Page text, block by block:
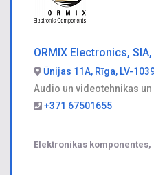
ORMIX Electronics,
Ūnijas 11A, Rīga, LV-
Audio un videotehnikas
+371 67501655
Elektronikas